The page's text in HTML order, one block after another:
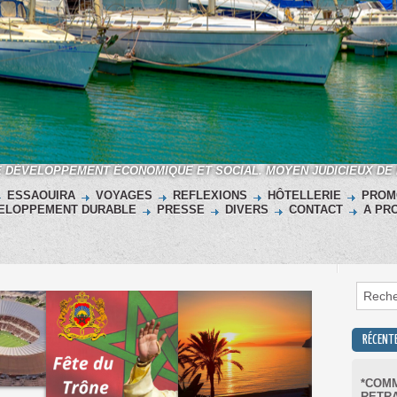
ÉCONOMIQUE ET SOCIAL. MOYEN JUDICIEUX
ESSAOUIRA VOYAGES REFLEXIONS HÔTELLERIE
DURABLE
PRESSE DIVERS CONTACT A